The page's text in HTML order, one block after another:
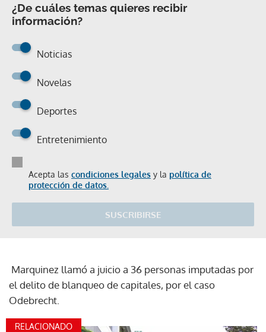
¿De cuáles temas quieres recibir
información?
Noticias
Novelas
Deportes
Entretenimiento
Acepta las condiciones legales y la política de
protección de datos.
SUSCRIBIRSE
Marquinez llamó a juicio a 36 personas imputadas por
el delito de blanqueo de capitales, por el caso
Odebrecht.
RELACIONADO